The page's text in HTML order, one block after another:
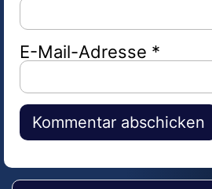
E-Mail-Adresse *
Alternative: